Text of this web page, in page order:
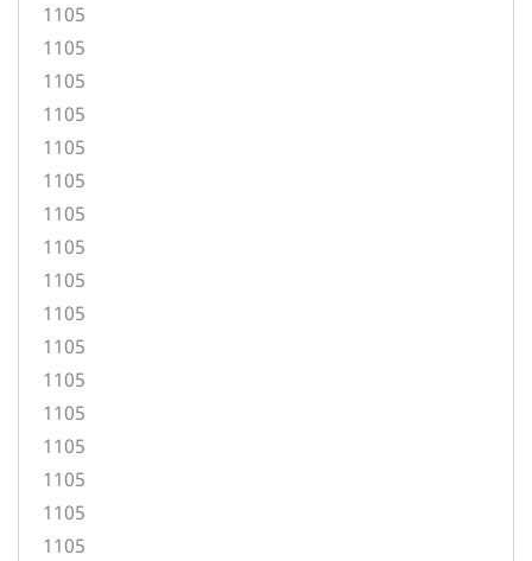
1105
1105
1105
1105
1105
1105
1105
1105
1105
1105
1105
1105
1105
1105
1105
1105
1105